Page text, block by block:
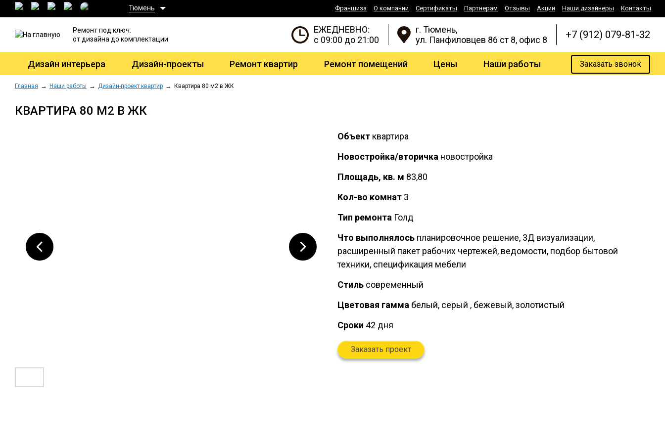
Тюмень Франшиза О компании Сертификаты Партнерам Отзывы Акции Наши дизайнеры Контакты
Ремонт под ключ:
от дизайна до комплектации
ЕЖЕДНЕВНО:
с 09:00 до 21:00
г. Тюмень,
ул. Панфиловцев 86 ст 8, офис 8
+7 (912) 079-81-32
Дизайн интерьера Дизайн-проекты Ремонт квартир Ремонт помещений Цены Наши работы Заказать звонок
Главная Наши работы Дизайн-проект квартир Квартира 80 м2 в ЖК
КВАРТИРА 80 М2 В ЖК
Объект квартира
Новостройка/вторичка новостройка
Площадь, кв. м 83,80
Кол-во комнат 3
Тип ремонта Голд
Что выполнялось планировочное решение, 3Д визуализации,
расширенный пакет рабочих чертежей, ведомости, подбор бытовой
техники, спецификация мебели
Стиль современный
Цветовая гамма белый, серый , бежевый, золотистый
Сроки 42 дня
Заказать проект